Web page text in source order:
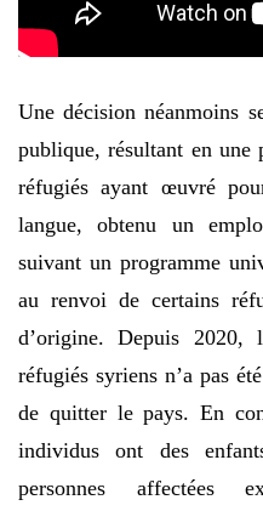
Une décision néanmoins
publique, résultant en
réfugiés ayant œuvré
langue, obtenu un
suivant un programme
au renvoi de certains
d’origine. Depuis
réfugiés syriens n’a pas
de quitter le pays. En
individus ont des
personnes affectées